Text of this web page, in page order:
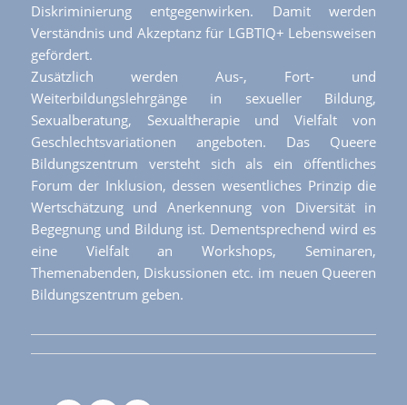
Diskriminierung entgegenwirken. Damit werden
Verständnis und Akzeptanz für LGBTIQ+ Lebensweisen
gefördert.
Zusätzlich werden Aus-, Fort- und
Weiterbildungslehrgänge in sexueller Bildung,
Sexualberatung, Sexualtherapie und Vielfalt von
Geschlechtsvariationen angeboten. Das Queere
Bildungszentrum versteht sich als ein öffentliches
Forum der Inklusion, dessen wesentliches Prinzip die
Wertschätzung und Anerkennung von Diversität in
Begegnung und Bildung ist. Dementsprechend wird es
eine Vielfalt an Workshops, Seminaren,
Themenabenden, Diskussionen etc. im neuen Queeren
Bildungszentrum geben.